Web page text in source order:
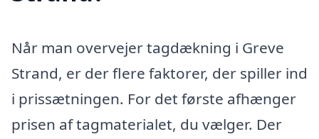
Når man overvejer tagdækning i Greve
Strand, er der flere faktorer, der spiller ind
i prissætningen. For det første afhænger
prisen af tagmaterialet, du vælger. Der